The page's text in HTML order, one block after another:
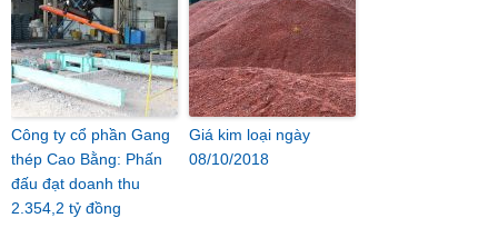
Công ty cổ phần Gang
thép Cao Bằng: Phấn
đấu đạt doanh thu
2.354,2 tỷ đồng
Giá kim loại ngày
08/10/2018